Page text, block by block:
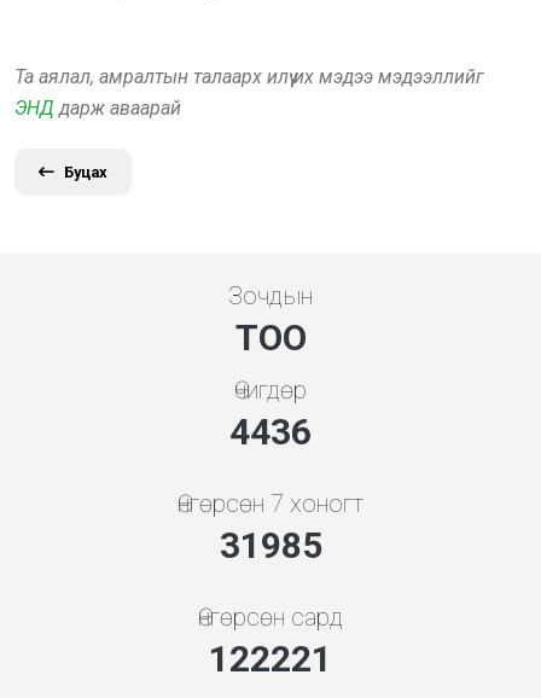
Та аялал, амралтын талаарх илүү их мэдээ мэдээллийг
ЭНД дарж аваарай
Буцах
Зочдын
ТОО
Өчигдөр
4778
Өнгөрсөн 7 хоногт
34446
Өнгөрсөн сард
131622